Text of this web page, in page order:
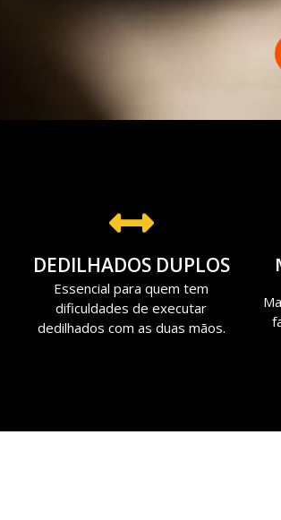
DEDILHADOS DUPLOS
Essencial para quem tem
dificuldades de executar
dedilhados com as duas mãos.